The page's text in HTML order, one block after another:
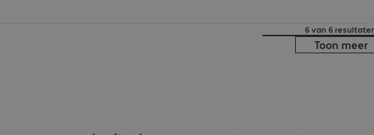
6 van 6
Toon meer